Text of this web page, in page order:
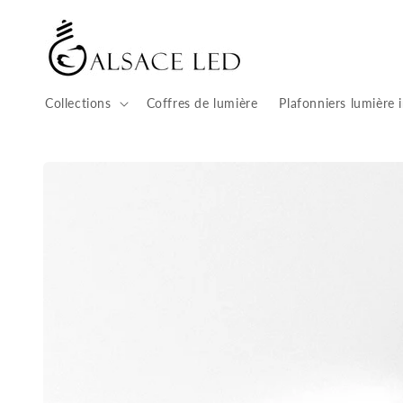
passer au
contenu
Collections Coffres de lumière Plafonniers lumière